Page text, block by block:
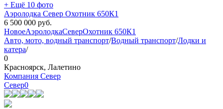
+ Ещё 10 фото
Аэролодка Север Охотник 650К1
6 500 000 руб.
НовоеАэролодкаСеверОхотник 650К1
Авто, мото, водный транспорт/Водный транспорт/Лодки и
катера/
0
Красноярск, Лалетино
Компания Север
Север0